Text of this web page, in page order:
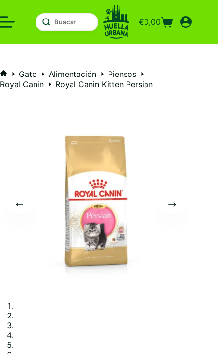
al
contenido
Carro
compra
€0,00
Inicio
Gato Alimentación
Piensos
Royal Canin
Royal Canin Kitten Persian